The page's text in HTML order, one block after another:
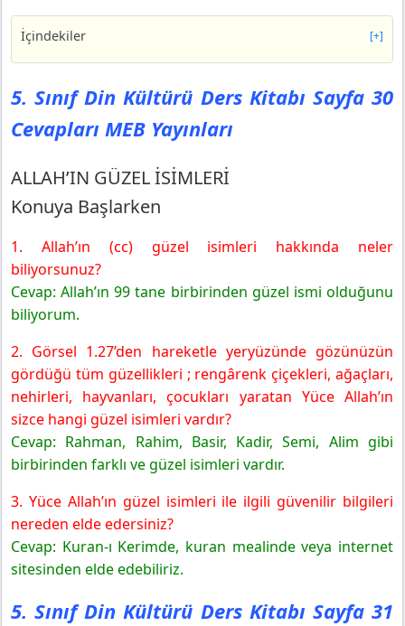
İçindekiler [+]
5. Sınıf Din Kültürü Ders Kitabı Sayfa 30 Cevapları MEB
Yayınları
ALLAH’IN GÜZEL İSİMLERİ
Konuya Başlarken
Yayınları
Yönerge
5. Sınıf Din Kültürü Ders Kitabı Sayfa 32 Cevapları MEB
Yayınları
Değerlendirme
5. Sınıf Din Kültürü Ders Kitabı Sayfa 33 Cevapları MEB
5. Sınıf Din Kültürü Ders Kitabı Sayfa 34 Cevapları MEB
Yayınları
Değerlendirme
5. Sınıf Din Kültürü Ders Kitabı Sayfa 35 Cevapları MEB
Yayınları
Kontrol Noktası
MEB Yayınları
Kontrol Noktası
5. Sınıf Din Kültürü Ders Kitabı Sayfa 38 Cevapları MEB
Yayınları
5. Sınıf Din Kültürü Ders Kitabı Sayfa 40 Cevapları MEB
5. Sınıf Din Kültürü Ders Kitabı Sayfa 30
Cevapları MEB Yayınları
ALLAH’IN GÜZEL İSİMLERİ
Konuya Başlarken
1. Allah’ın (cc) güzel isimleri hakkında neler
biliyorsunuz?
Cevap: Allah’ın 99 tane birbirinden güzel ismi olduğunu
biliyorum.
2. Görsel 1.27’den hareketle yeryüzünde gözünüzün
gördüğü tüm güzellikleri ; rengârenk çiçekleri, ağaçları,
nehirleri, hayvanları, çocukları yaratan Yüce Allah’ın
sizce hangi güzel isimleri vardır?
Cevap: Rahman, Rahim, Basir, Kadir, Semi, Alim gibi
birbirinden farklı ve güzel isimleri vardır.
3. Yüce Allah’ın güzel isimleri ile ilgili güvenilir bilgileri
nereden elde edersiniz?
Cevap: Kuran-ı Kerimde, kuran mealinde veya internet
sitesinden elde edebiliriz.
5. Sınıf Din Kültürü Ders Kitabı Sayfa 31